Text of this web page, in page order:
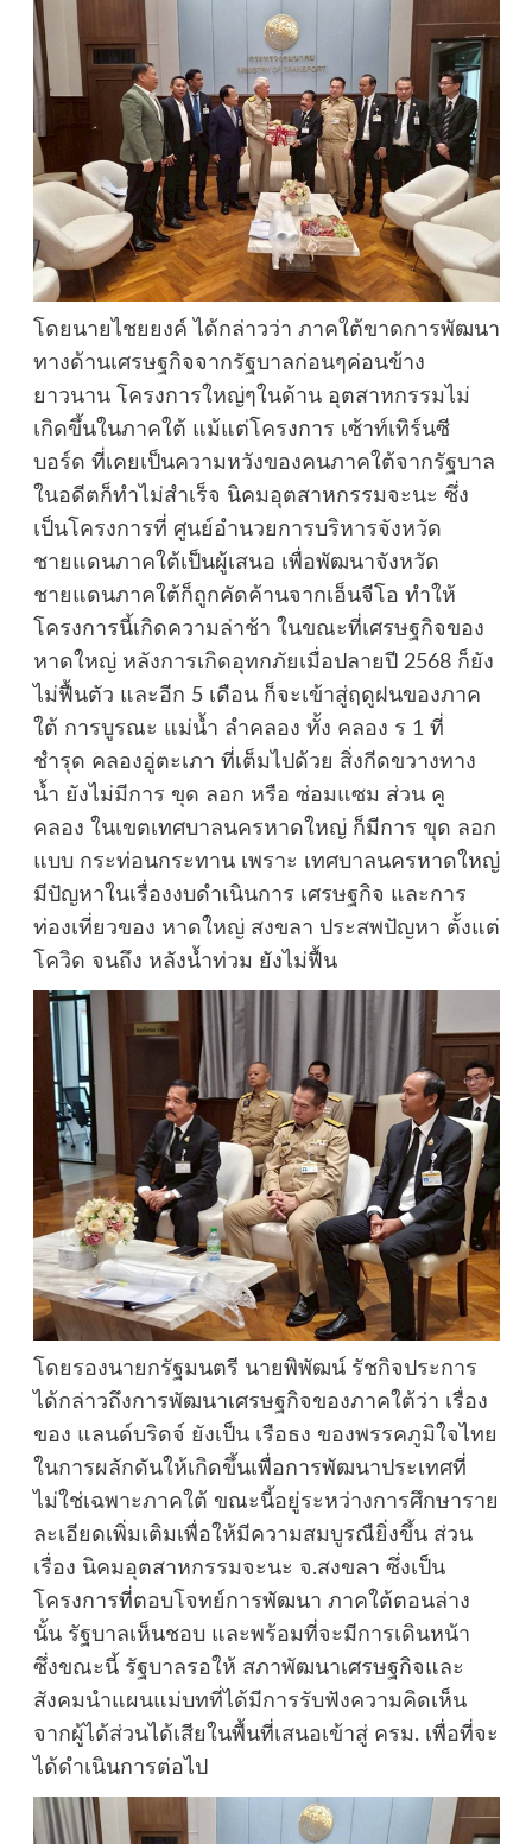
โดยนายไชยยงค์ ได้กล่าวว่า ภาคใต้ขาดการพัฒนา
ทางด้านเศรษฐกิจจากรัฐบาลก่อนๆค่อนข้าง
ยาวนาน โครงการใหญ่ๆในด้าน อุตสาหกรรมไม่
เกิดขึ้นในภาคใต้ แม้แต่โครงการ เซ้าท์เทิร์นซี
บอร์ด ที่เคยเป็นความหวังของคนภาคใต้จากรัฐบาล
ในอดีตก็ทำไม่สำเร็จ นิคมอุตสาหกรรมจะนะ ซึ่ง
เป็นโครงการที่ ศูนย์อำนวยการบริหารจังหวัด
ชายแดนภาคใต้เป็นผู้เสนอ เพื่อพัฒนาจังหวัด
ชายแดนภาคใต้ก็ถูกคัดค้านจากเอ็นจีโอ ทำให้
โครงการนี้เกิดความล่าช้า ในขณะที่เศรษฐกิจของ
หาดใหญ่ หลังการเกิดอุทกภัยเมื่อปลายปี 2568 ก็ยัง
ไม่ฟื้นตัว และอีก 5 เดือน ก็จะเข้าสู่ฤดูฝนของภาค
ใต้ การบูรณะ แม่น้ำ ลำคลอง ทั้ง คลอง ร 1 ที่
ชำรุด คลองอู่ตะเภา ที่เต็มไปด้วย สิ่งกีดขวางทาง
น้ำ ยังไม่มีการ ขุด ลอก หรือ ซ่อมแซม ส่วน คู
คลอง ในเขตเทศบาลนครหาดใหญ่ ก็มีการ ขุด ลอก
แบบ กระท่อนกระทาน เพราะ เทศบาลนครหาดใหญ่
มีปัญหาในเรื่องงบดำเนินการ เศรษฐกิจ และการ
ท่องเที่ยวของ หาดใหญ่ สงขลา ประสพปัญหา ตั้งแต่
โควิด จนถึง หลังน้ำท่วม ยังไม่ฟื้น
โดยรองนายกรัฐมนตรี นายพิพัฒน์ รัชกิจประการ
ได้กล่าวถึงการพัฒนาเศรษฐกิจของภาคใต้ว่า เรื่อง
ของ แลนด์บริดจ์ ยังเป็น เรือธง ของพรรคภูมิใจไทย
ในการผลักดันให้เกิดขึ้นเพื่อการพัฒนาประเทศที่
ไม่ใช่เฉพาะภาคใต้ ขณะนี้อยู่ระหว่างการศึกษาราย
ละเอียดเพิ่มเติมเพื่อให้มีความสมบูรณืยิ่งขึ้น ส่วน
เรื่อง นิคมอุตสาหกรรมจะนะ จ.สงขลา ซึ่งเป็น
โครงการที่ตอบโจทย์การพัฒนา ภาคใต้ตอนล่าง
นั้น รัฐบาลเห็นชอบ และพร้อมที่จะมีการเดินหน้า
ซึ่งขณะนี้ รัฐบาลรอให้ สภาพัฒนาเศรษฐกิจและ
สังคมนำแผนแม่บทที่ได้มีการรับฟังความคิดเห็น
จากผู้ได้ส่วนได้เสียในพื้นที่เสนอเข้าสู่ ครม. เพื่อที่จะ
ได้ดำเนินการต่อไป